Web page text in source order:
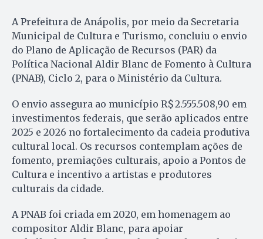
A Prefeitura de Anápolis, por meio da Secretaria
Municipal de Cultura e Turismo, concluiu o envio
do Plano de Aplicação de Recursos (PAR) da
Política Nacional Aldir Blanc de Fomento à Cultura
(PNAB), Ciclo 2, para o Ministério da Cultura.
O envio assegura ao município R$ 2.555.508,90 em
investimentos federais, que serão aplicados entre
2025 e 2026 no fortalecimento da cadeia produtiva
cultural local. Os recursos contemplam ações de
fomento, premiações culturais, apoio a Pontos de
Cultura e incentivo a artistas e produtores
culturais da cidade.
A PNAB foi criada em 2020, em homenagem ao
compositor Aldir Blanc, para apoiar